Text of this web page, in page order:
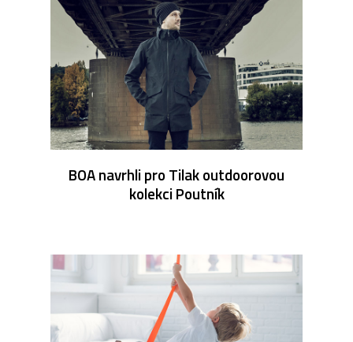
BOA navrhli pro Tilak outdoorovou
kolekci Poutník